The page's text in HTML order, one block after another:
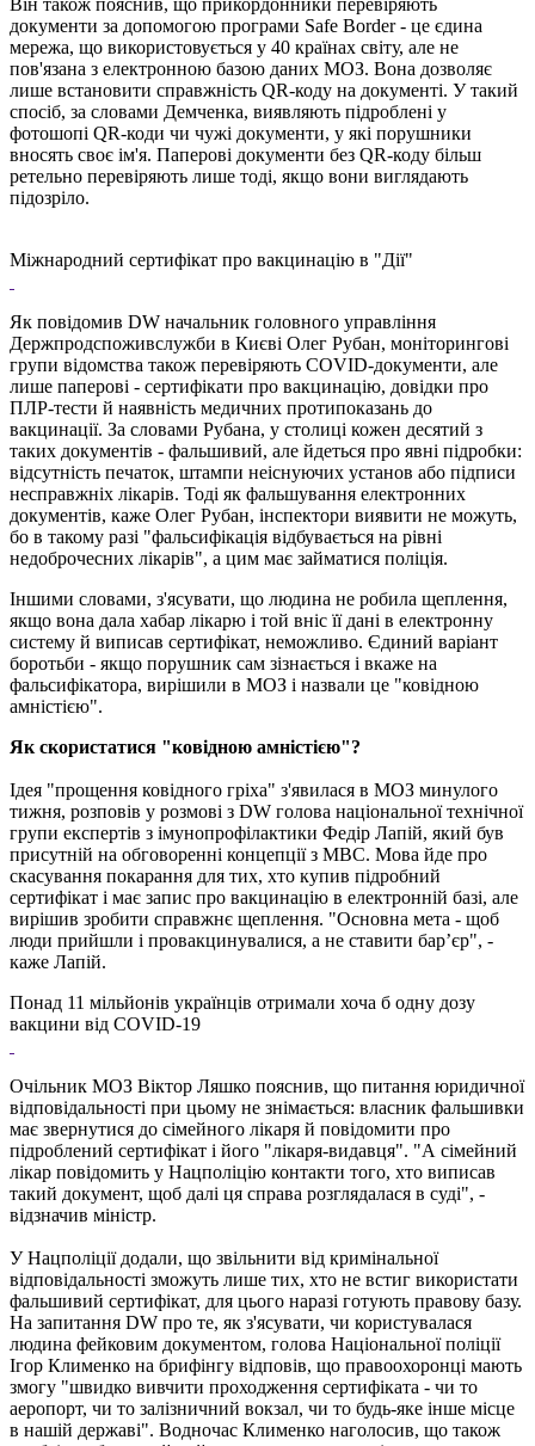
документи за допомогою програми Safe Border - це єдина
мережа, що використовується у 40 країнах світу, але не
пов'язана з електронною базою даних МОЗ. Вона дозволяє
лише встановити справжність QR-коду на документі. У такий
спосіб, за словами Демченка, виявляють підроблені у
фотошопі QR-коди чи чужі документи, у які порушники
вносять своє ім'я. Паперові документи без QR-коду більш
ретельно перевіряють лише тоді, якщо вони виглядають
підозріло.
Міжнародний сертифікат про вакцинацію в "Дії"
Як повідомив DW начальник головного управління
Держпродспоживслужби в Києві Олег Рубан, моніторингові
групи відомства також перевіряють COVID-документи, але
лише паперові - сертифікати про вакцинацію, довідки про
ПЛР-тести й наявність медичних протипоказань до
вакцинації. За словами Рубана, у столиці кожен десятий з
таких документів - фальшивий, але йдеться про явні підробки:
відсутність печаток, штампи неіснуючих установ або підписи
несправжніх лікарів. Тоді як фальшування електронних
документів, каже Олег Рубан, інспектори виявити не можуть,
бо в такому разі "фальсифікація відбувається на рівні
недоброчесних лікарів", а цим має займатися поліція.
Іншими словами, з'ясувати, що людина не робила щеплення,
якщо вона дала хабар лікарю і той вніс її дані в електронну
систему й виписав сертифікат, неможливо. Єдиний варіант
боротьби - якщо порушник сам зізнається і вкаже на
фальсифікатора, вирішили в МОЗ і назвали це "ковідною
амністією".
Як скористатися "ковідною амністією"?
Ідея "прощення ковідного гріха" з'явилася в МОЗ минулого
тижня, розповів у розмові з DW голова національної технічної
групи експертів з імунопрофілактики Федір Лапій, який був
присутній на обговоренні концепції з МВС. Мова йде про
скасування покарання для тих, хто купив підробний
сертифікат і має запис про вакцинацію в електронній базі, але
вирішив зробити справжнє щеплення. "Основна мета - щоб
люди прийшли і провакцинувалися, а не ставити бар’єр", -
каже Лапій.
Понад 11 мільйонів українців отримали хоча б одну дозу
вакцини від COVID-19
Очільник МОЗ Віктор Ляшко пояснив, що питання юридичної
відповідальності при цьому не знімається: власник фальшивки
має звернутися до сімейного лікаря й повідомити про
підроблений сертифікат і його "лікаря-видавця". "А сімейний
лікар повідомить у Нацполіцію контакти того, хто виписав
такий документ, щоб далі ця справа розглядалася в суді", -
відзначив міністр.
У Нацполіції додали, що звільнити від кримінальної
відповідальності зможуть лише тих, хто не встиг використати
фальшивий сертифікат, для цього наразі готують правову базу.
На запитання DW про те, як з'ясувати, чи користувалася
людина фейковим документом, голова Національної поліції
Ігор Клименко на брифінгу відповів, що правоохоронці мають
змогу "швидко вивчити проходження сертифіката - чи то
аеропорт, чи то залізничний вокзал, чи то будь-яке інше місце
в нашій державі". Водночас Клименко наголосив, що також